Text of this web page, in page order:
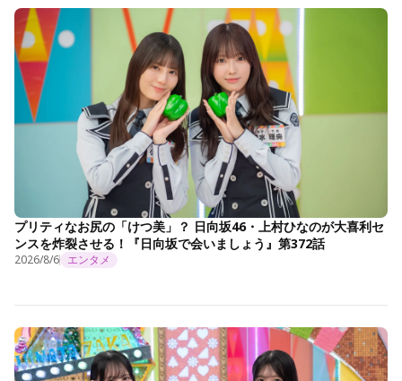
プリティなお尻の「けつ美」？ 日向坂46・上村ひなのが大喜利セ
ンスを炸裂させる！『日向坂で会いましょう』第372話
2026/8/6 エンタメ